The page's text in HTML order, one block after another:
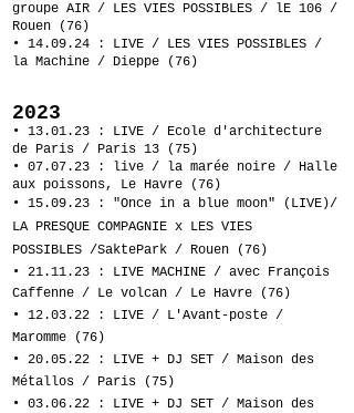
groupe AIR / LES VIES POSSIBLES / lE 106 /
Rouen (76)
• 14.09.24 : LIVE / LES VIES POSSIBLES /
la Machine / Dieppe ( 76 )
2023
• 13.01.23 : LIVE / Ecole d'architecture
de Paris / Paris 13 (75)
• 07.07.23 : live / la marée noire / Halle
aux poissons, Le Havre (76)
• 15.09.23 : "Once in a blue moon" (LIVE)/
LA PRESQUE COMPAGNIE x LES VIES
POSSIBLES /SaktePark /
Rouen (76)
• 21.11.23 : LIVE MACHINE / avec François
Caffenne / Le volcan / Le Havre
(76)
• 12.03.22 : LIVE / L'Avant-poste /
Maromme (76)
• 20.05.22 : LIVE + DJ SET / Maison des
Métallos / Paris (75)
• 03.06.22 : LIVE + DJ SET / Maison des